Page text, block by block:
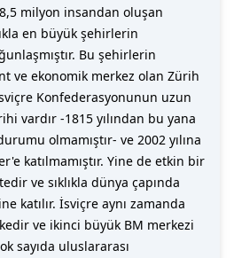
milyon insandan oluşan
en büyük şehirlerin
Bu şehirlerin
ve ekonomik merkez olan Zürih
Konfederasyonunun uzun
vardır -1815 yılından bu yana
olmamıştır- ve 2002 yılına
katılmamıştır. Yine de etkin bir
ve sıklıkla dünya çapında
katılır. İsviçre aynı zamanda
ve ikinci büyük BM merkezi
sayıda uluslararası